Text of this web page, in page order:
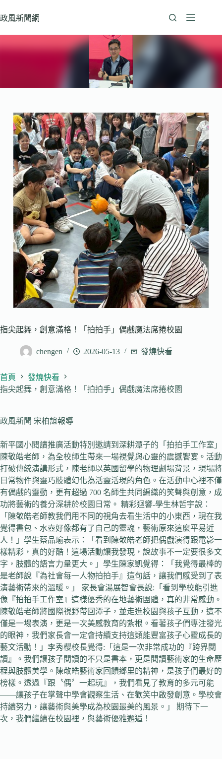
至
政風新聞網
指尖起舞，創意滿格！「拍拍手」偶戲魔法席捲校園
chengen 2026-05-13 發燒快看
首頁
發燒快看
指尖起舞，創意滿格！「拍拍手」偶戲魔法席捲校園
政風新聞 宋柏誼報導
新平國小閱讀推廣活動特別邀請到深耕潭子的「拍拍手工作室」
陳敬皓老師，為全校師生帶來一場視覺與心靈的震撼饗宴。活動
打破傳統演講形式，陳老師以英國留學的物理劇場背景，現場將
日常物件與靈巧肢體幻化為活靈活現的角色。在活動中心裡不僅
有偶戲的靈動，更有超過 700 名師生共同編織的笑聲與創意，成
功將藝術的養分深耕於校園日常。 精彩迴響-學生林哲宇說：
「陳敬皓老師教我們用不同的視角去看生活中的小東西，現在我
覺得書包、水壺好像都有了自己的靈魂，藝術原來這麼平易近
人！」學生蔡品瑜表示：「看到陳敬皓老師把偶戲演得跟電影一
樣精彩，真的好酷！這場活動讓我發現，說故事不一定要很多文
字，肢體的語言力量更大。」學生陳家凱覺得：「我覺得最棒的
是老師說『為社會每一人物拍拍手』這句話，讓我們感受到了表
演藝術帶來的溫暖。」 家長會湯展智會長說:「看到學校能引進
像『拍拍手工作室』這樣優秀的在地藝術團體，真的非常感動。
陳敬皓老師將國際視野帶回潭子，並走進校園與孩子互動，這不
僅是一場表演，更是一次美感教育的紮根。看著孩子們專注發光
的眼神，我們家長會一定會持續支持這類能豐富孩子心靈成長的
藝文活動！」李秀櫻校長覺得:「這是一次非常成功的『跨界閱
讀』。我們讓孩子閱讀的不只是書本，更是閱讀藝術家的生命歷
程與肢體美學。陳敬皓藝術家回饋鄉里的精神，是孩子們最好的
榜樣。透過『跟〝偶〞一起玩』，我們看見了教育的多元可能
——讓孩子在掌聲中學會觀察生活、在歡笑中啟發創意。學校會
持續努力，讓藝術與美學成為校園最美的風景。」 期待下一
次，我們繼續在校園裡，與藝術優雅邂逅！